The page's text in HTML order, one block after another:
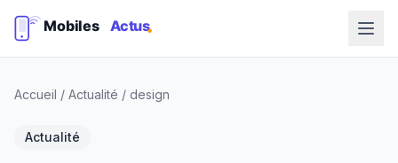
Accueil / Actualité / design
Actualité